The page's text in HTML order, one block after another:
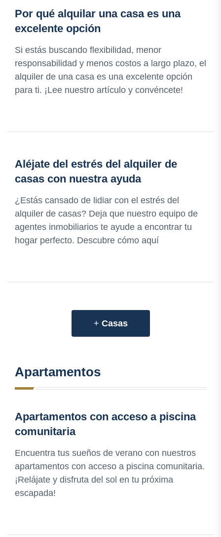
Por qué alquilar una casa es una
excelente opción
Si estás buscando flexibilidad, menor
responsabilidad y menos costos a largo plazo, el
alquiler de una casa es una excelente opción
para ti. ¡Lee nuestro artículo y convéncete!
Aléjate del estrés del alquiler de
casas con nuestra ayuda
¿Estás cansado de lidiar con el estrés del
alquiler de casas? Deja que nuestro equipo de
agentes inmobiliarios te ayude a encontrar tu
hogar perfecto. Descubre cómo aquí
+ Casas
Apartamentos
Apartamentos con acceso a piscina
comunitaria
Encuentra tus sueños de verano con nuestros
apartamentos con acceso a piscina comunitaria.
¡Relájate y disfruta del sol en tu próxima
escapada!